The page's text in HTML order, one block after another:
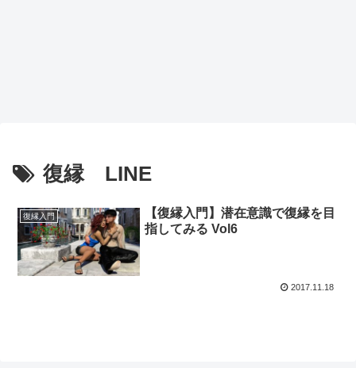
復縁 LINE
復縁入門
【復縁入門】潜在意識で復縁を目
指してみる Vol6
2017.11.18